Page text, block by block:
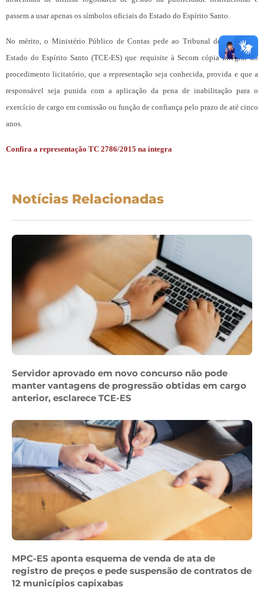
passem a usar apenas os símbolos oficiais do Estado do Espírito Santo.
No mérito, o Ministério Público de Contas pede ao Tribunal de Contas do
Estado do Espírito Santo (TCE-ES) que requisite à Secom cópia integral do
procedimento licitatório, que a representação seja conhecida, provida e que a
responsável seja punida com a aplicação da pena de inabilitação para o
exercício de cargo em comissão ou função de confiança pelo prazo de até cinco
anos.
Confira a representação TC 2786/2015 na íntegra
Notícias Relacionadas
Servidor aprovado em novo concurso não pode
manter vantagens de progressão obtidas em cargo
anterior, esclarece TCE-ES
MPC-ES aponta esquema de venda de ata de
registro de preços e pede suspensão de contratos de
12 municípios capixabas